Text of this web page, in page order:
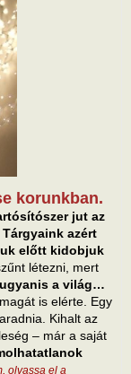
korunkban.
jut az
Tárgyaink azért
előtt kidobjuk
létezni, mert
a világ…
is elérte. Egy
Kihalt az
– már a saját
olvassa el a